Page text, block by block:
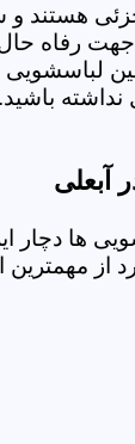
هستند و
رفاه حال
لباسشویی
آبعلی
ها دچار
از